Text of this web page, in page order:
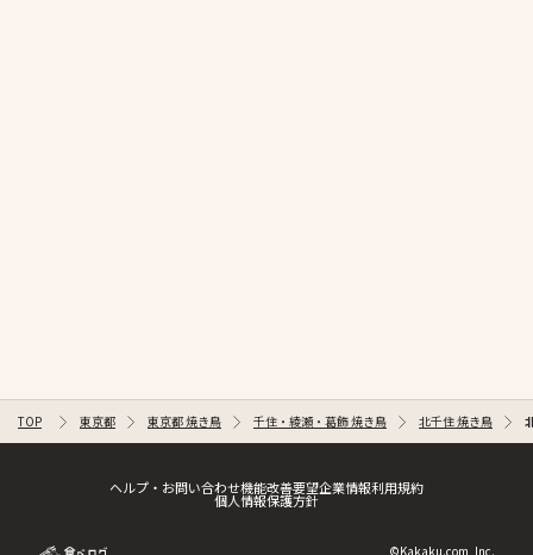
TOP 東京都 東京都 焼き鳥 千住・綾瀬・葛飾 焼き鳥 北千住 焼き鳥
ヘルプ・お問い合わせ機能改善要望企業情報利用規約
個人情報保護方針
©Kakaku.com, Inc.